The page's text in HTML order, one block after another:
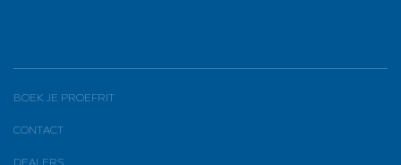
BOEK JE PROEFRIT
CONTACT